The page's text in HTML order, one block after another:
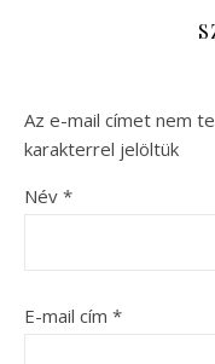
Az e-mail címet nem
karakterrel jelöltük
Név *
E-mail cím *